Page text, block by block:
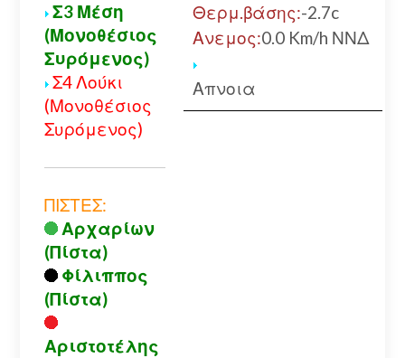
Σ3 Μέση
(Μονοθέσιος
Συρόμενος)
Σ4 Λούκι
(Μονοθέσιος
Συρόμενος)
ΠΙΣΤΕΣ:
Αρχαρίων
(Πίστα)
Φίλιππος
(Πίστα)
Αριστοτέλης
Θερμ.βάσης:-2.7c
Ανεμος:0.0 Km/h ΝΝΔ
Απνοια